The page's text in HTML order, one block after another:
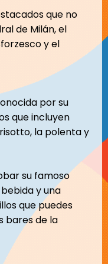
que no
de Milán, el
y el
por su
que incluyen
la polenta y
su famoso
y una
que puedes
bares de la